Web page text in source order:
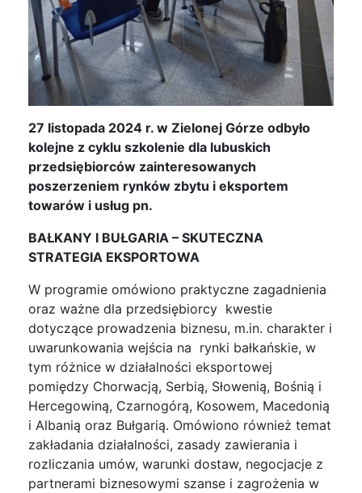
27 listopada 2024 r. w Zielonej Górze odbyło
kolejne z cyklu szkolenie dla lubuskich
przedsiębiorców zainteresowanych
poszerzeniem rynków zbytu i eksportem
towarów i usług pn.
BAŁKANY I BUŁGARIA – SKUTECZNA
STRATEGIA EKSPORTOWA
W programie omówiono praktyczne zagadnienia
oraz ważne dla przedsiębiorcy kwestie
dotyczące prowadzenia biznesu, m.in. charakter i
uwarunkowania wejścia na rynki bałkańskie, w
tym różnice w działalności eksportowej
pomiędzy Chorwacją, Serbią, Słowenią, Bośnią i
Hercegowiną, Czarnogórą, Kosowem, Macedonią
i Albanią oraz Bułgarią. Omówiono również temat
zakładania działalności, zasady zawierania i
rozliczania umów, warunki dostaw, negocjacje z
partnerami biznesowymi szanse i zagrożenia w